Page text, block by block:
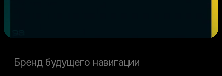
Бренд будущего навигации